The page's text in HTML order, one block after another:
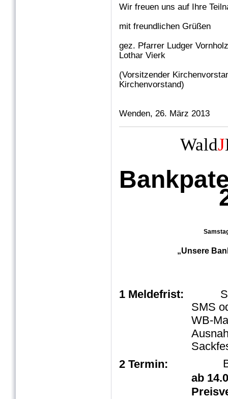
Wir freuen uns auf Ihre
mit freundlichen Grüßen
gez. Pfarrer
Lothar Vierk
(Vorsitzender
Kirchenvorstand)
Wenden, 26. März 2013
WaldJ
„Unsere
1 Meldefrist:
S
SMS
WB-
2 Termin:
ab